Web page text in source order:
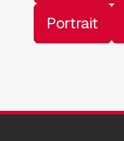
Portrait